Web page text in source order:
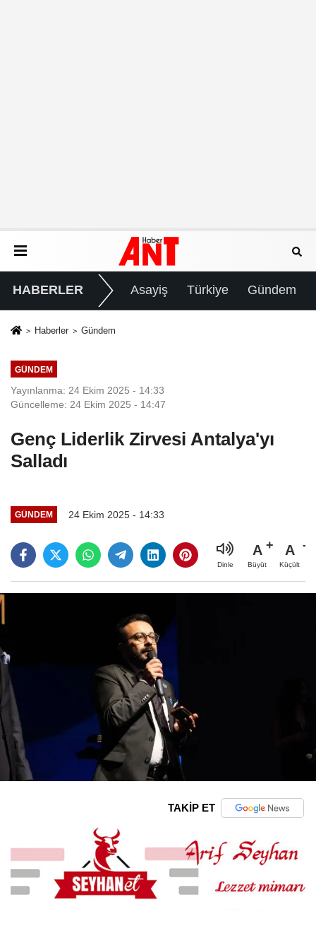
HABERLER Asayiş Türkiye Gündem
Haberler Gündem
GÜNDEM
Yayınlanma: 24 Ekim 2025 - 14:33
Güncelleme: 24 Ekim 2025 - 14:47
Genç Liderlik Zirvesi Antalya'yı
Salladı
GÜNDEM 24 Ekim 2025 - 14:33
Dinle
A
Büyüt
A
Küçült
TAKİP ET